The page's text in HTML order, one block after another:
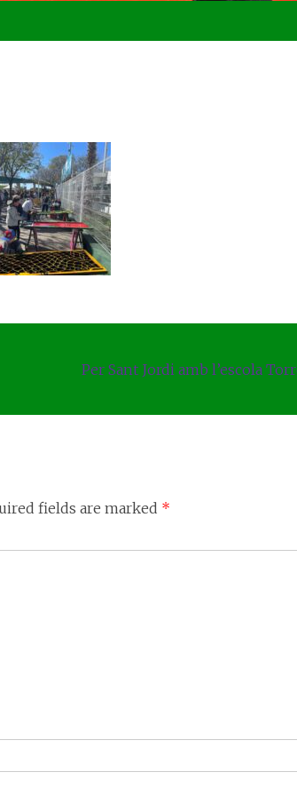
Per Sant Jordi amb l’escola
fields are marked *